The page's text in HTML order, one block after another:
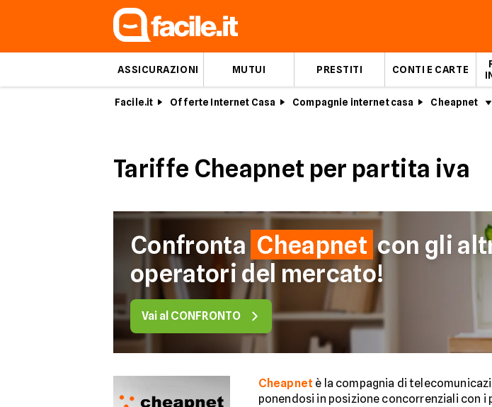
ASSICURAZIONI MUTUI PRESTITI CONTI E CARTE
Facile.it Offerte Internet Casa Compagnie internet casa Cheapnet
Tariffe Cheapnet per partita iva
Confronta Cheapnet con gli
operatori del mercato!
Vai al CONFRONTO
Cheapnet è la compagnia di
ponendosi in posizione concorrenziali con